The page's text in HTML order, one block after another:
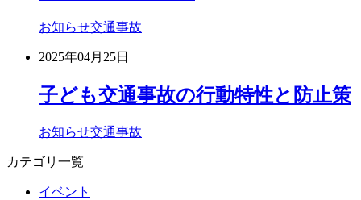
お知らせ交通事故
2025年04月25日
子ども交通事故の行動特性と防止策
お知らせ交通事故
カテゴリ一覧
イベント